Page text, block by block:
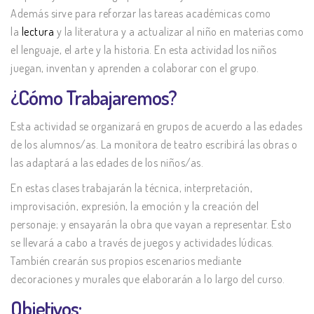
Además sirve para reforzar las tareas académicas como
la lectura y la literatura y a actualizar al niño en materias como
el lenguaje, el arte y la historia. En esta actividad los niños
juegan, inventan y aprenden a colaborar con el grupo.
¿Cómo Trabajaremos?
Esta actividad se organizará en grupos de acuerdo a las edades
de los alumnos/as. La monitora de teatro escribirá las obras o
las adaptará a las edades de los niños/as.
En estas clases trabajarán la técnica, interpretación,
improvisación, expresión, la emoción y la creación del
personaje; y ensayarán la obra que vayan a representar. Esto
se llevará a cabo a través de juegos y actividades lúdicas.
También crearán sus propios escenarios mediante
decoraciones y murales que elaborarán a lo largo del curso.
Objetivos: